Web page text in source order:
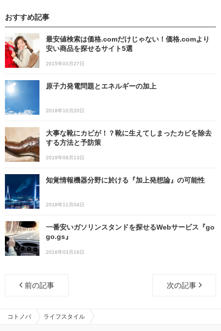
おすすめ記事
最安値検索は価格.comだけじゃない！価格.comより
安い商品を探せるサイト5選
2015年03月27日
原子力発電問題とエネルギーの加上
2018年10月20日
大事な靴にカビが！？靴に生えてしまったカビを除去
する方法と予防策
2018年09月13日
知覚情報機器分野に於ける『加上発想論』の可能性
2018年11月04日
一番安いガソリンスタンドを探せるWebサービス『go
go.gs』
2016年03月16日
前の記事 次の記事
コトノバ ライフスタイル